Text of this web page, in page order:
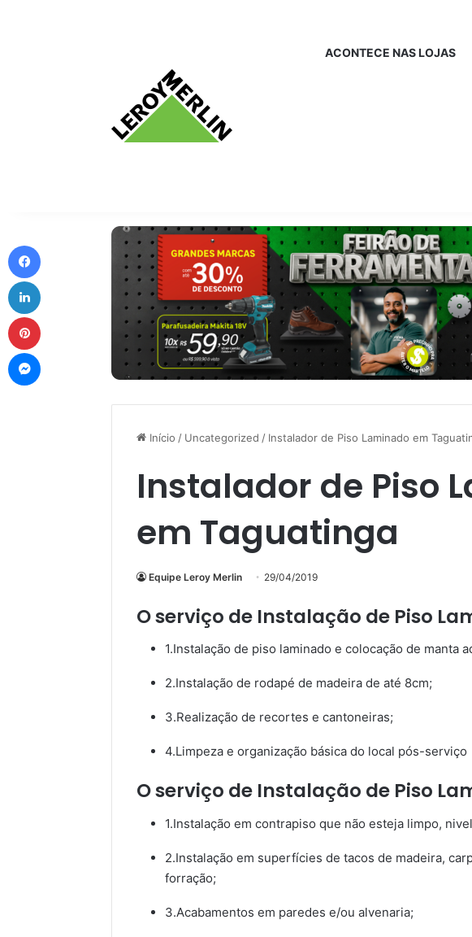
ACONTECE NAS LOJAS
Início / Uncategorized / Instalador de Piso Laminado em
Instalador de Piso
em Taguatinga
Equipe Leroy Merlin 29/04/2019
O serviço de Instalação de Piso
1.Instalação de piso laminado e colocação de manta
2.Instalação de rodapé de madeira de até 8cm;
3.Realização de recortes e cantoneiras;
4.Limpeza e organização básica do local pós-serviço
O serviço de Instalação de Piso
1.Instalação em contrapiso que não esteja limpo,
2.Instalação em superfícies de tacos de madeira,
forração;
3.Acabamentos em paredes e/ou alvenaria;